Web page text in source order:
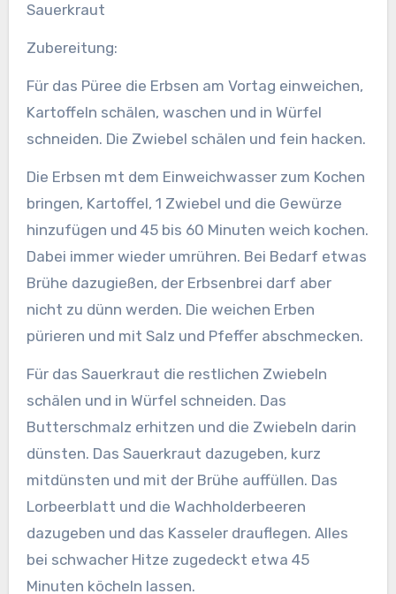
Sauerkraut
Zubereitung:
Für das Püree die Erbsen am Vortag einweichen,
Kartoffeln schälen, waschen und in Würfel
schneiden. Die Zwiebel schälen und fein hacken.
Die Erbsen mt dem Einweichwasser zum Kochen
bringen, Kartoffel, 1 Zwiebel und die Gewürze
hinzufügen und 45 bis 60 Minuten weich kochen.
Dabei immer wieder umrühren. Bei Bedarf etwas
Brühe dazugießen, der Erbsenbrei darf aber
nicht zu dünn werden. Die weichen Erben
pürieren und mit Salz und Pfeffer abschmecken.
Für das Sauerkraut die restlichen Zwiebeln
schälen und in Würfel schneiden. Das
Butterschmalz erhitzen und die Zwiebeln darin
dünsten. Das Sauerkraut dazugeben, kurz
mitdünsten und mit der Brühe auffüllen. Das
Lorbeerblatt und die Wachholderbeeren
dazugeben und das Kasseler drauflegen. Alles
bei schwacher Hitze zugedeckt etwa 45
Minuten köcheln lassen.